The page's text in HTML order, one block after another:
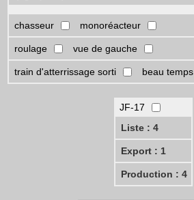
chasseur monoréacteur
roulage vue de gauche
train d'atterrissage sorti beau temps
JF-17
Liste : 4
Export : 1
Production : 4